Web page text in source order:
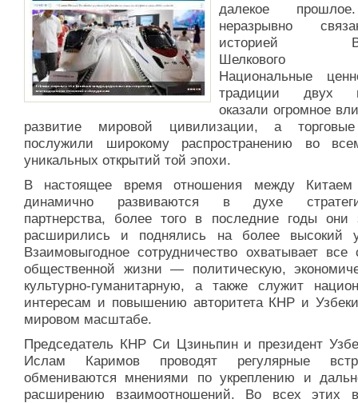
далекое
неразрывно
историей
Шелкового
Национальные
традиции двух
оказали огромное
развитие мировой цивилизации, а
послужили широкому распространению во
уникальных открытий той эпохи.
В настоящее время отношения между
динамично развиваются в духе
партнерства, более того в последние годы они
расширились и поднялись на более высокий
Взаимовыгодное сотрудничество охватывает все
общественной жизни — политическую,
культурно-гуманитарную, а также служит
интересам и повышению авторитета КНР и
мировом масштабе.
Председатель КНР Си Цзиньпин и президент
Ислам Каримов проводят регулярные
обмениваются мнениями по укреплению и
расширению взаимоотношений. Во всех этих